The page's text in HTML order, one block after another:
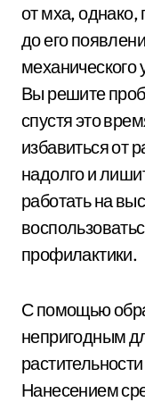
от мха,
до его
механического
Вы решите
спустя это
избавиться от
надолго и
работать на
профилактики.
С помощью
непригодным
Нанесением